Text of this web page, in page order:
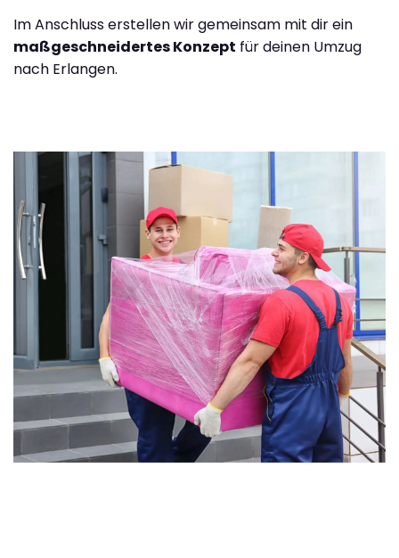
Im Anschluss erstellen wir gemeinsam mit dir ein
maßgeschneidertes Konzept für deinen Umzug
nach Erlangen.